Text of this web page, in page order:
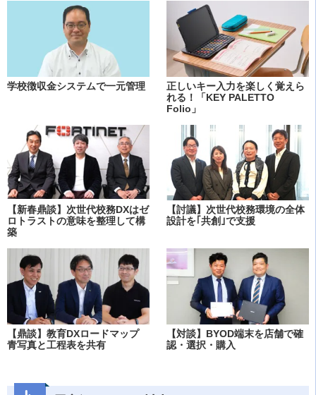
学校徴収金システムで一元管理
正しいキー入力を楽しく覚えら
れる！「KEY PALETTO
Folio」
【新春鼎談】次世代校務DXはゼ
ロトラストの意味を整理して構
築
【討議】次世代校務環境の全体
設計を｢共創｣で支援
【鼎談】教育DXロードマップ
青写真と工程表を共有
【対談】BYOD端末を店舗で確
認・選択・購入